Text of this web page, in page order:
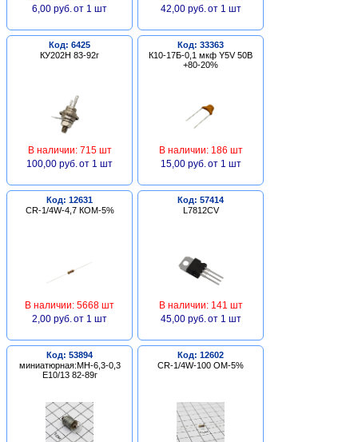
6,00 руб. от 1 шт
42,00 руб. от 1 шт
Код: 6425
КУ202Н 83-92г
В наличии: 715 шт
100,00 руб. от 1 шт
Код: 33363
К10-17Б-0,1 мкф Y5V 50В
+80-20%
В наличии: 186 шт
15,00 руб. от 1 шт
Код: 12631
CR-1/4W-4,7 КОМ-5%
В наличии: 5668 шт
2,00 руб. от 1 шт
Код: 57414
L7812CV
В наличии: 141 шт
45,00 руб. от 1 шт
Код: 53894
миниатюрная:МН-6,3-0,3
Е10/13 82-89г
Код: 12602
CR-1/4W-100 ОМ-5%